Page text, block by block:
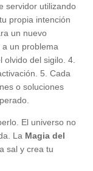
servidor utilizando
propia intención
un nuevo
un problema
del sigilo. 4.
5. Cada
o soluciones
El universo no
La Magia del
sal y crea tu